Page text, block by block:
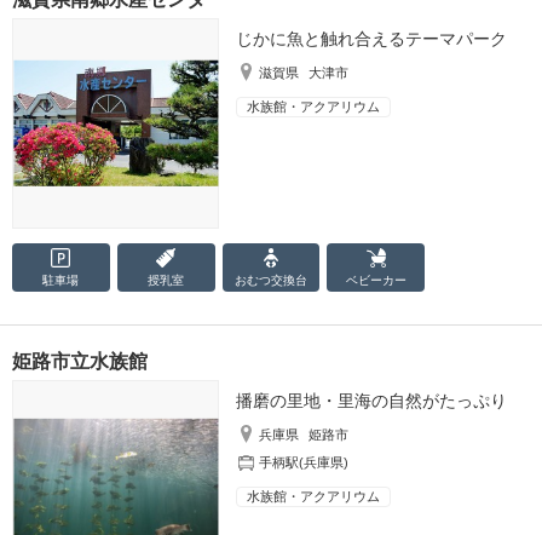
じかに魚と触れ合えるテーマパーク
滋賀県 大津市
水族館・アクアリウム
駐車場 授乳室 おむつ交換台 ベビーカー
姫路市立水族館
播磨の里地・里海の自然がたっぷり
兵庫県
姫路市
手柄駅(兵庫県)
水族館・アクアリウム